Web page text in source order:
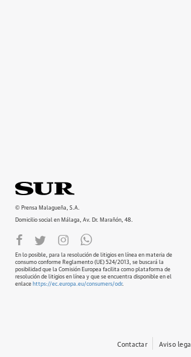
© Prensa Malagueña, S.A.
Domicilio social en Málaga, Av. Dr. Marañón, 48.
En lo posible, para la resolución de litigios en línea en materia de
consumo conforme Reglamento (UE) 524/2013, se buscará la
posibilidad que la Comisión Europea facilita como plataforma de
resolución de litigios en línea y que se encuentra disponible en el
enlace https://ec.europa.eu/consumers/odr.
Contactar Aviso legal